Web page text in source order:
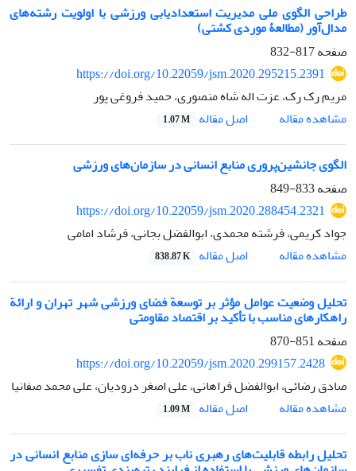
طراحی الگوی ملی مدیریت استعدادیابی ورزشی با اولویت رشته‌های
مدال‌آور (مطالعۀ موردی کشتی)
صفحه817-832
https://doi.org/10.22059/jsm.2020.295215.2391
مریم رک رک، عزت اله شاه منصوری، حمید فروغی پور
مشاهده مقاله
اصل مقاله 1.07 M
الگوى جانشین‌پرورى منابع انسانی در سازمان‌های ورزشی
صفحه833-849
https://doi.org/10.22059/jsm.2020.288454.2321
جواد کریمی، فرشته محمدی، ابوالفضل بجانی، فرشاد امامی
مشاهده مقاله
اصل مقاله 838.87 K
تحلیل وضعیت عوامل مؤثر بر توسعة فضای ورزشی شهر تهران و ارائة
راهکارهای مناسب با تأکید بر اقتصاد مقاومتی
صفحه851-870
https://doi.org/10.22059/jsm.2020.299157.2428
صادق رضائی، ابوالفضل فراهانی، علی اصغر درودیان، علی محمد صفانیا
مشاهده مقاله
اصل مقاله 1.09 M
تحلیل رابطه قابلیت‌های رهبری ناب بر حرفه‌ای‌ سازی منابع انسانی در